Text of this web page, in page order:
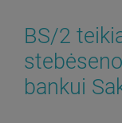
BS/2
bankui